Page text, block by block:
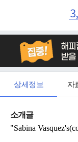
상세정보 자
소개글
"Sabina